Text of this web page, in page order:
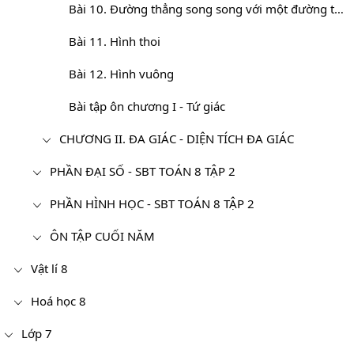
Bài 10. Đường thẳng song song với một đường thẳng cho trước
Bài 11. Hình thoi
Bài 12. Hình vuông
Bài tập ôn chương I - Tứ giác
CHƯƠNG II. ĐA GIÁC - DIỆN TÍCH ĐA GIÁC
PHẦN ĐẠI SỐ - SBT TOÁN 8 TẬP 2
PHẦN HÌNH HỌC - SBT TOÁN 8 TẬP 2
ÔN TẬP CUỐI NĂM
Vật lí 8
Hoá học 8
Lớp 7